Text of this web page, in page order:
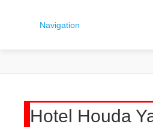
Navigation
Hotel Houda